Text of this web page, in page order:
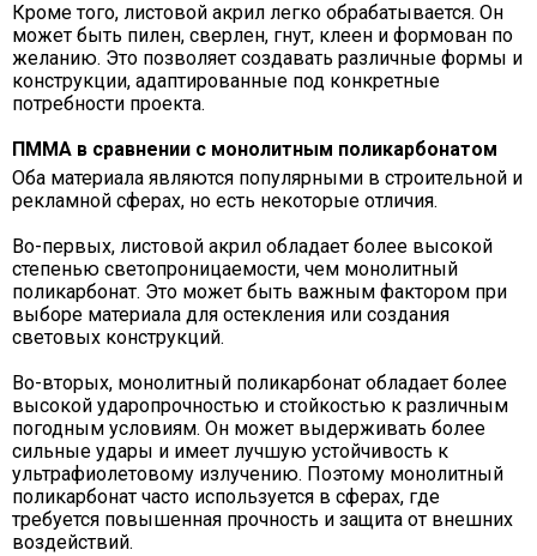
Кроме того, листовой акрил легко обрабатывается. Он
может быть пилен, сверлен, гнут, клеен и формован по
желанию. Это позволяет создавать различные формы и
конструкции, адаптированные под конкретные
потребности проекта.
ПММА в сравнении с монолитным поликарбонатом
Оба материала являются популярными в строительной и
рекламной сферах, но есть некоторые отличия.
Во-первых, листовой акрил обладает более высокой
степенью светопроницаемости, чем монолитный
поликарбонат. Это может быть важным фактором при
выборе материала для остекления или создания
световых конструкций.
Во-вторых, монолитный поликарбонат обладает более
высокой ударопрочностью и стойкостью к различным
погодным условиям. Он может выдерживать более
сильные удары и имеет лучшую устойчивость к
ультрафиолетовому излучению. Поэтому монолитный
поликарбонат часто используется в сферах, где
требуется повышенная прочность и защита от внешних
воздействий.